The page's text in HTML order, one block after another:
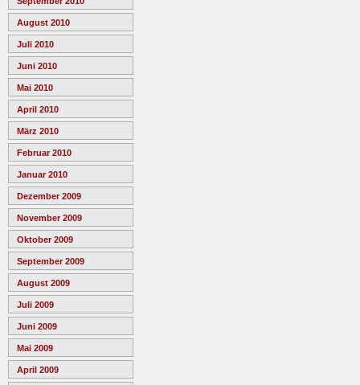
August 2010
Juli 2010
Juni 2010
Mai 2010
April 2010
März 2010
Februar 2010
Januar 2010
Dezember 2009
November 2009
Oktober 2009
September 2009
August 2009
Juli 2009
Juni 2009
Mai 2009
April 2009